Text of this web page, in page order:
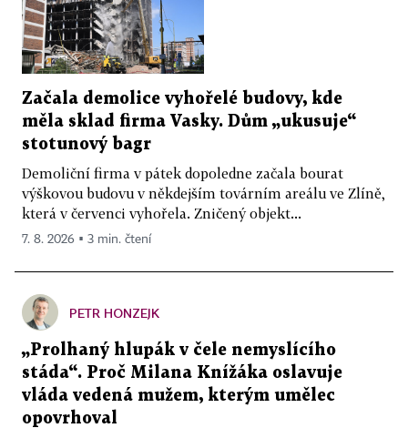
Začala demolice vyhořelé budovy, kde
měla sklad firma Vasky. Dům „ukusuje“
stotunový bagr
Demoliční firma v pátek dopoledne začala bourat
výškovou budovu v někdejším továrním areálu ve Zlíně,
která v červenci vyhořela. Zničený objekt...
7. 8. 2026 ▪ 3 min. čtení
PETR HONZEJK
„Prolhaný hlupák v čele nemyslícího
stáda“. Proč Milana Knížáka oslavuje
vláda vedená mužem, kterým umělec
opovrhoval